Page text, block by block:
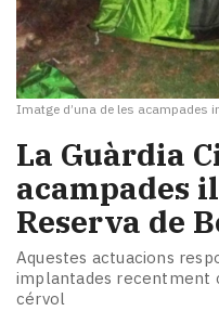
Imatge d’una de les acampades
La Guàrdia
acampades
Reserva de
Aquestes actuacions
implantades recentment
cérvol